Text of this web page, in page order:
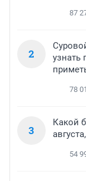
87
2
узнать
78
3
Какой
54